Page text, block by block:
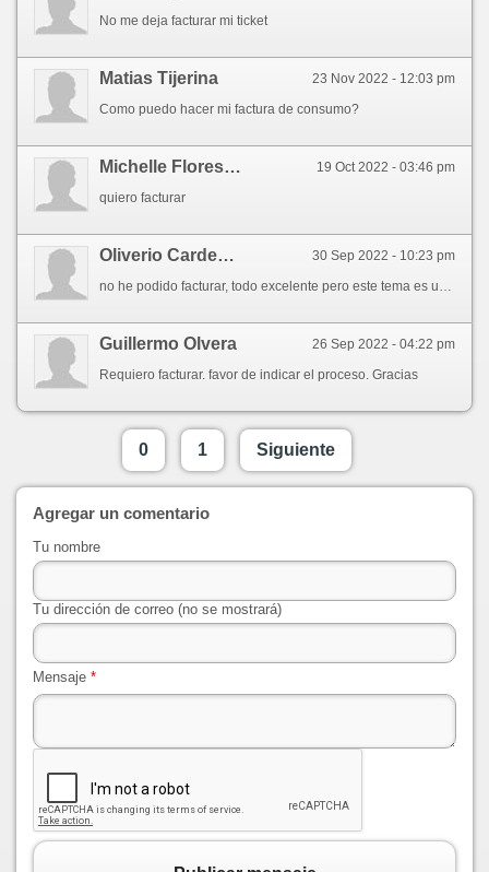
No me deja facturar mi ticket
23 Nov 2022 - 12:03 pm
Matias Tijerina
Como puedo hacer mi factura de consumo?
19 Oct 2022 - 03:46 pm
Michelle Flores Gaona
quiero facturar
30 Sep 2022 - 10:23 pm
Oliverio Cardenas
26 Sep 2022 - 04:22 pm
Guillermo Olvera
Requiero facturar. favor de indicar el proceso. Gracias
0 1 Siguiente
Agregar un comentario
Tu nombre
Tu dirección de correo (no se mostrará)
Mensaje *